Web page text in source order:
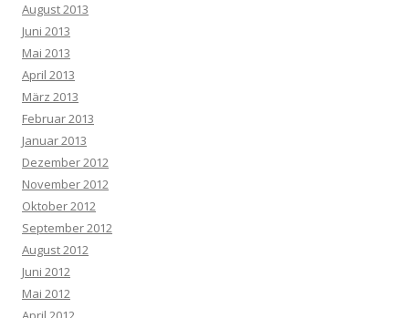
August 2013
Juni 2013
Mai 2013
April 2013
März 2013
Februar 2013
Januar 2013
Dezember 2012
November 2012
Oktober 2012
September 2012
August 2012
Juni 2012
Mai 2012